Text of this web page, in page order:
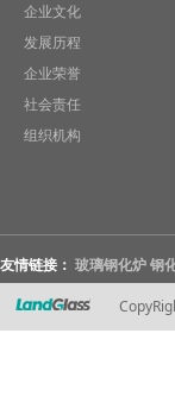
企业文化
发展历程
企业荣誉
社会责任
组织机构
友情链接： 玻璃钢化炉钢